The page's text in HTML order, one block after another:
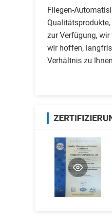
Fliegen-
zur Verfügung,
wir hoffen,
Verhältnis zu